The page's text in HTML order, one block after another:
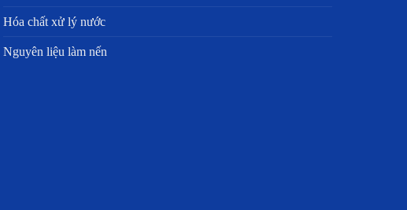
Hóa chất xử lý nước
Nguyên liệu làm nến